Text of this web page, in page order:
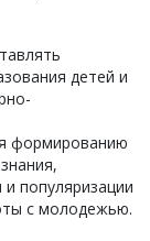
детей и
формированию
популяризации
с молодежью.